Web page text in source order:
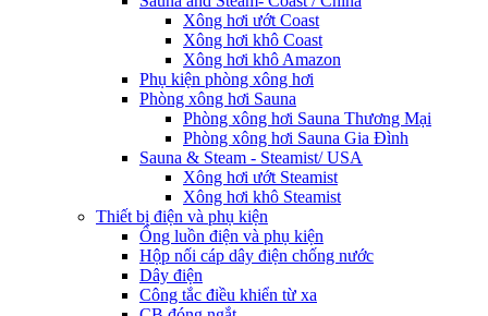
Xông hơi ướt Coast
Xông hơi khô Coast
Xông hơi khô Amazon
Phụ kiện phòng xông hơi
Phòng xông hơi Sauna
Phòng xông hơi Sauna Thương Mại
Phòng xông hơi Sauna Gia Đình
Sauna & Steam - Steamist/ USA
Xông hơi ướt Steamist
Xông hơi khô Steamist
Thiết bị điện và phụ kiện
Ống luồn điện và phụ kiện
Hộp nối cáp dây điện chống nước
Dây điện
Công tắc điều khiển từ xa